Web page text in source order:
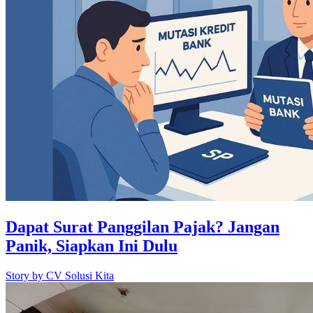
Dapat Surat Panggilan Pajak? Jangan
Panik, Siapkan Ini Dulu
Story by CV Solusi Kita